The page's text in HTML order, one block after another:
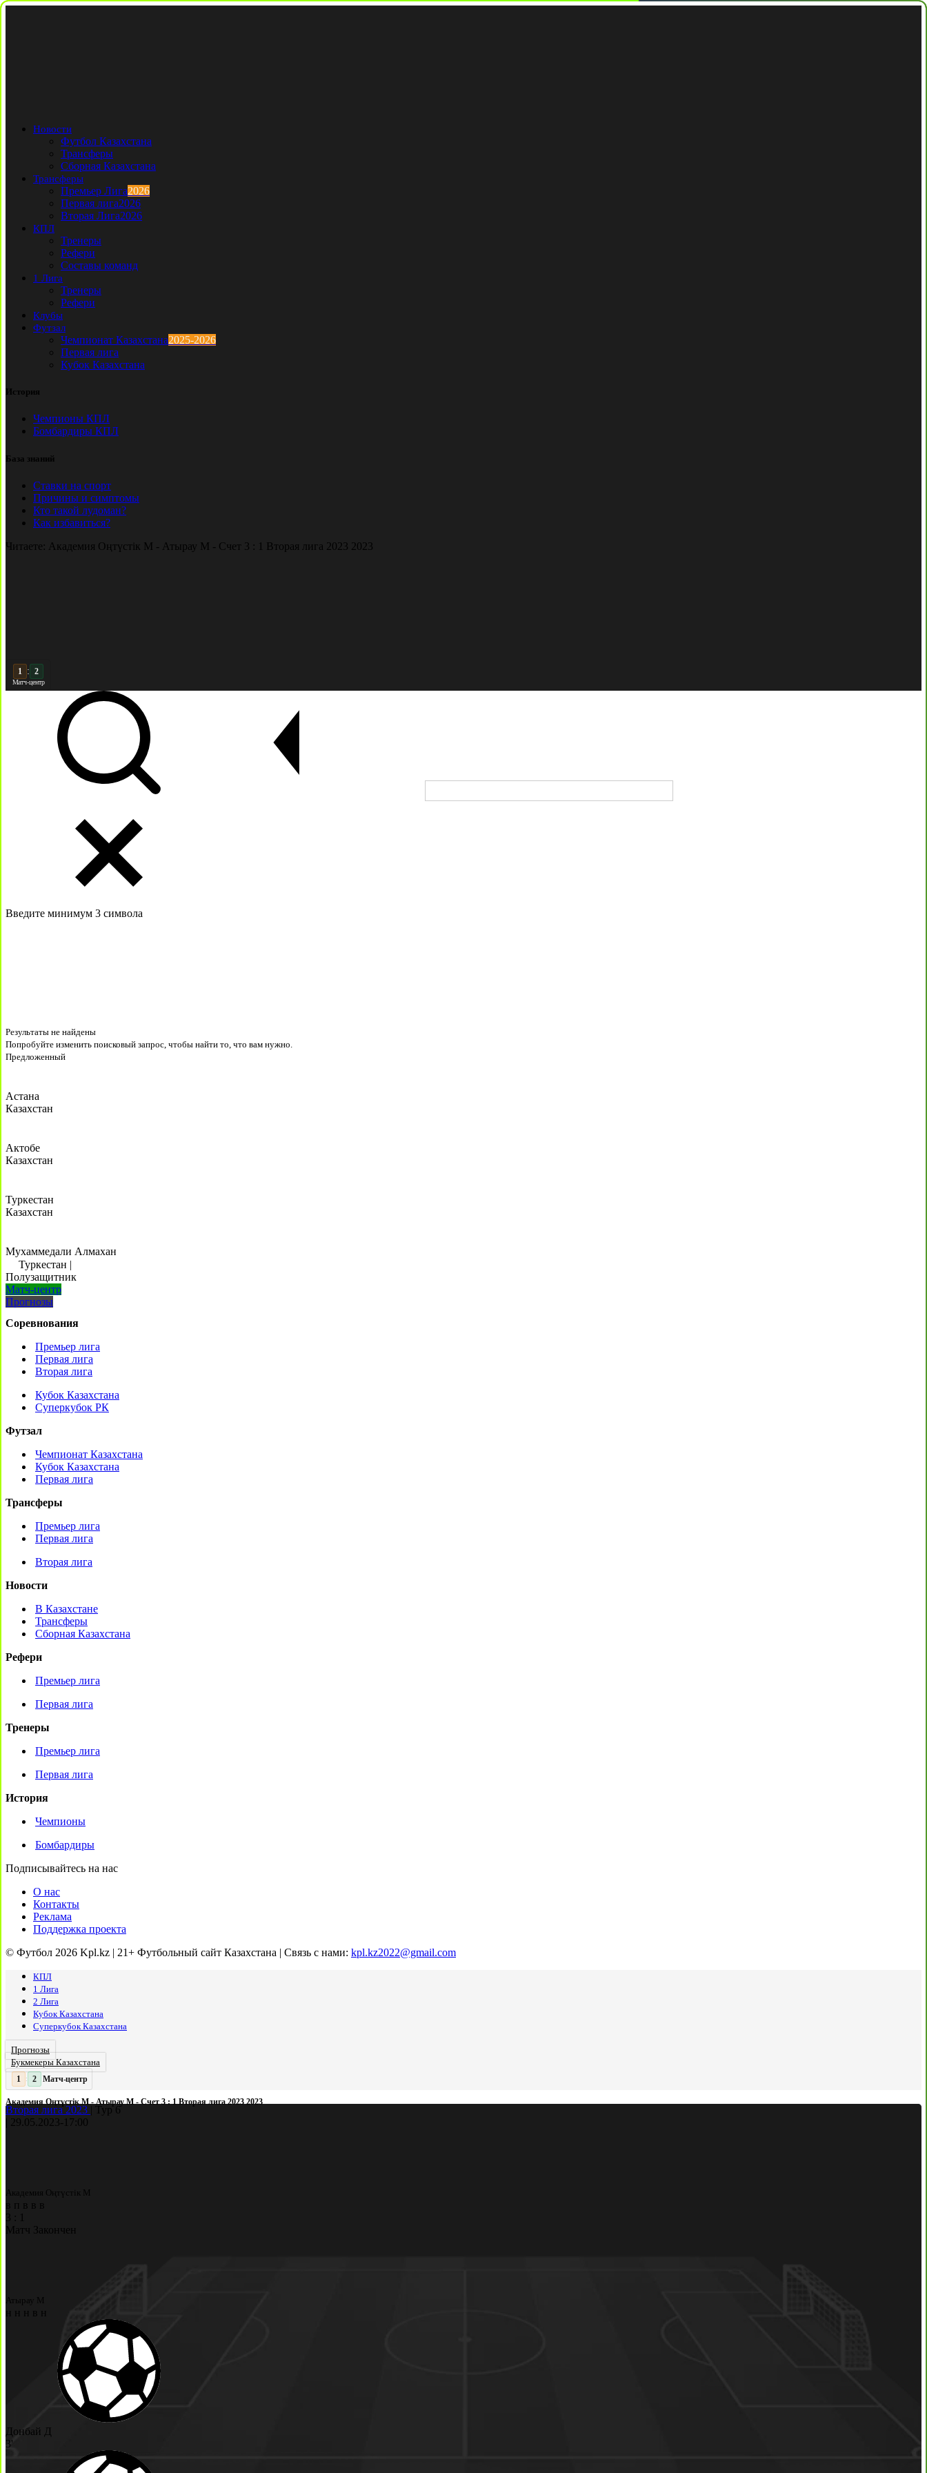
Новости
Футбол Казахстана
Трансферы
Сборная Казахстана
Трансферы
Премьер Лига2026
Первая лига2026
Вторая Лига2026
КПЛ
Тренеры
Рефери
Составы команд
1 Лига
Тренеры
Рефери
Клубы
Футзал
Чемпионат Казахстана2025-2026
Первая лига
Кубок Казахстана
История
Чемпионы КПЛ
Бомбардиры КПЛ
База знаний
Ставки на спорт
Причины и симптомы
Кто такой лудоман?
Как избавиться?
Читаете: Академия Оңтүстік М - Атырау М - Счет 3 : 1 Вторая лига 2023 2023
: 2
Матч-центр
Введите минимум 3 символа
Результаты не найдены
Попробуйте изменить поисковый запрос, чтобы найти то, что вам нужно.
Предложенный
Астана
Казахстан
Актобе
Казахстан
Туркестан
Казахстан
Мухаммедали Алмахан
Туркестан |
Полузащитник
Матч-центр
Прогнозы
Соревнования
Премьер лига
Первая лига
Вторая лига
Кубок Казахстана
Суперкубок РК
Футзал
Чемпионат Казахстана
Кубок Казахстана
Первая лига
Трансферы
Премьер лига
Первая лига
Вторая лига
Новости
В Казахстане
Трансферы
Сборная Казахстана
Рефери
Премьер лига
Первая лига
Тренеры
Премьер лига
Первая лига
История
Чемпионы
Бомбардиры
Подписывайтесь на нас
О нас
Контакты
Реклама
Поддержка проекта
© Футбол 2026 Kpl.kz | 21+ Футбольный сайт Казахстана | Связь с нами: kpl.kz2022@gmail.com
КПЛ
1 Лига
2 Лига
Кубок Казахстана
Суперкубок Казахстана
Прогнозы
Букмекеры Казахстана
: 2 Матч-центр
Академия Оңтүстік М - Атырау М - Счет 3 : 1 Вторая лига 2023 2023
Вторая лига 2023
Тур 6
29.05.2023- 17:00
Академия Оңтүстік М
в п в в в
3
1
Матч Закончен
Атырау М
н н н в н
Донбай Д
3'